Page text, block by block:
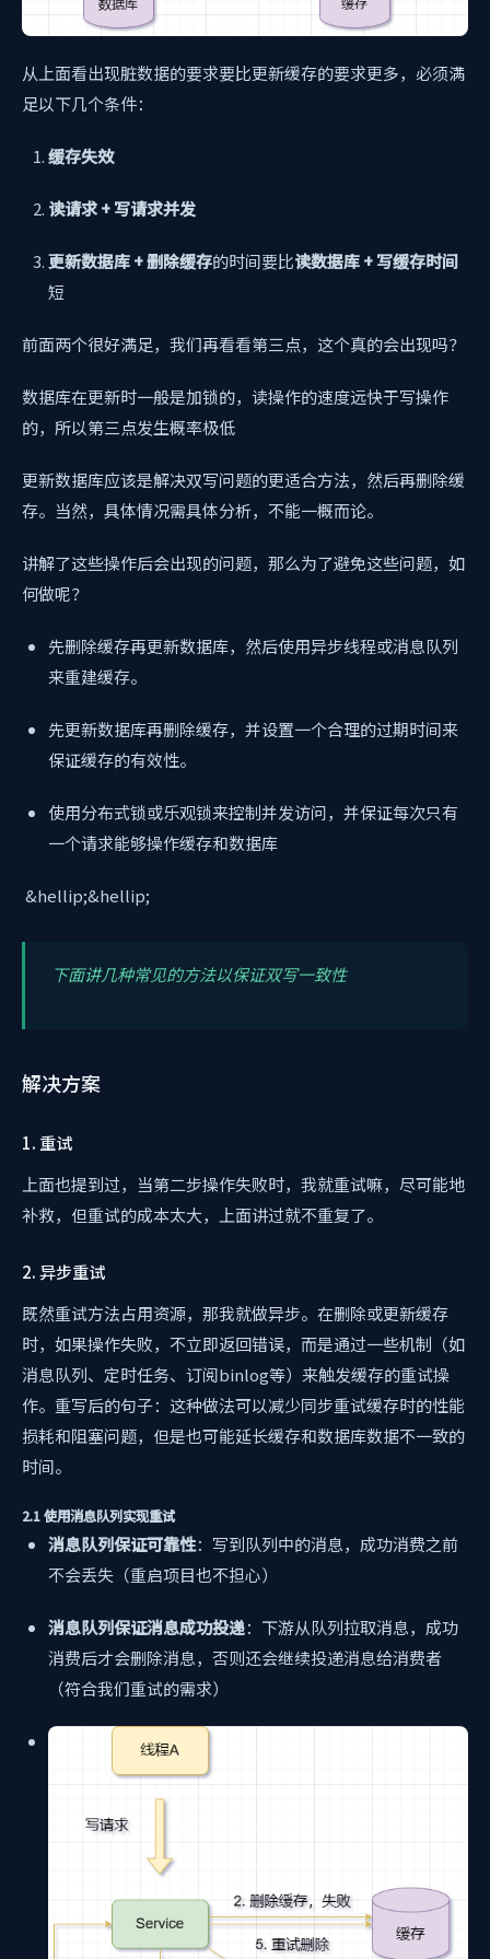
从上面看出现脏数据的要求要比更新缓存的要求更多，必须满
足以下几个条件：
缓存失效
读请求 + 写请求并发
更新数据库 + 删除缓存的时间要比读数据库 + 写缓存时间
短
前面两个很好满足，我们再看看第三点，这个真的会出现吗？
数据库在更新时一般是加锁的，读操作的速度远快于写操作
的，所以第三点发生概率极低
更新数据库应该是解决双写问题的更适合方法，然后再删除缓
存。当然，具体情况需具体分析，不能一概而论。
讲解了这些操作后会出现的问题，那么为了避免这些问题，如
何做呢？
先删除缓存再更新数据库，然后使用异步线程或消息队列
来重建缓存。
先更新数据库再删除缓存，并设置一个合理的过期时间来
保证缓存的有效性。
使用分布式锁或乐观锁来控制并发访问，并保证每次只有
一个请求能够操作缓存和数据库
&hellip;&hellip;
下面讲几种常见的方法以保证双写一致性
解决方案
1. 重试
上面也提到过，当第二步操作失败时，我就重试嘛，尽可能地
补救，但重试的成本太大，上面讲过就不重复了。
2. 异步重试
既然重试方法占用资源，那我就做异步。在删除或更新缓存
时，如果操作失败，不立即返回错误，而是通过一些机制（如
消息队列、定时任务、订阅binlog等）来触发缓存的重试操
作。重写后的句子：这种做法可以减少同步重试缓存时的性能
损耗和阻塞问题，但是也可能延长缓存和数据库数据不一致的
时间。
2.1 使用消息队列实现重试
消息队列保证可靠性：写到队列中的消息，成功消费之前
不会丢失（重启项目也不担心）
消息队列保证消息成功投递：下游从队列拉取消息，成功
消费后才会删除消息，否则还会继续投递消息给消费者
（符合我们重试的需求）